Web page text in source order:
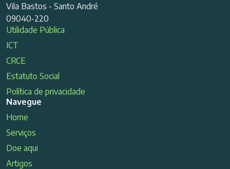
Vila Bastos - Santo André
09040-220
Utilidade Pública
ICT
CRCE
Estatuto Social
Política de privacidade
Navegue
Home
Serviços
Doe aqui
Artigos